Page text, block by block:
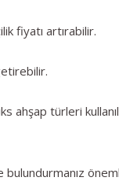
fiyatı artırabilir.
ahşap türleri
bulundurmanız